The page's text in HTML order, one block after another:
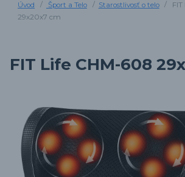
Úvod Šport a Telo Starostlivosť o telo
29x20x7 cm
FIT Life CHM-608